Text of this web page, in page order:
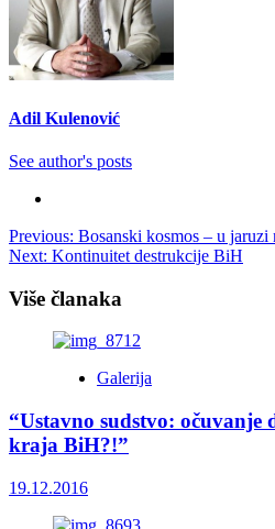
Adil Kulenović
See author's posts
Post
navigation
Previous: Bosanski kosmos – u jaruzi
Next: Kontinuitet destrukcije BiH
Više članaka
Galerija
“Ustavno sudstvo: očuvanje
kraja BiH?!”
19.12.2016